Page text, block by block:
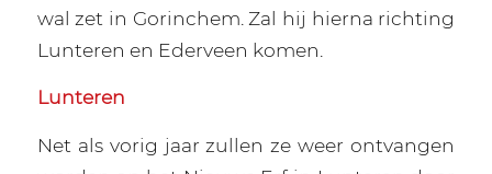
wal zet in Gorinchem. Zal hij hierna richting
Lunteren en Ederveen komen.
Lunteren
Net als vorig jaar zullen ze weer ontvangen